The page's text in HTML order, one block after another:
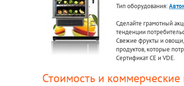
Тип оборудования:
Сделайте грамотный
тенденции
Свежие фрукты и
продуктов, которые
Сертификат CE и VDE.
Стоимость и